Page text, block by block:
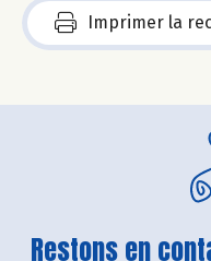
Imprimer la
Restons en